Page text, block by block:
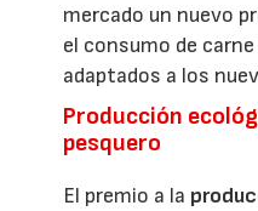
mercado un nuevo
el consumo de
adaptados a los
Producción
pesquero
El premio a la